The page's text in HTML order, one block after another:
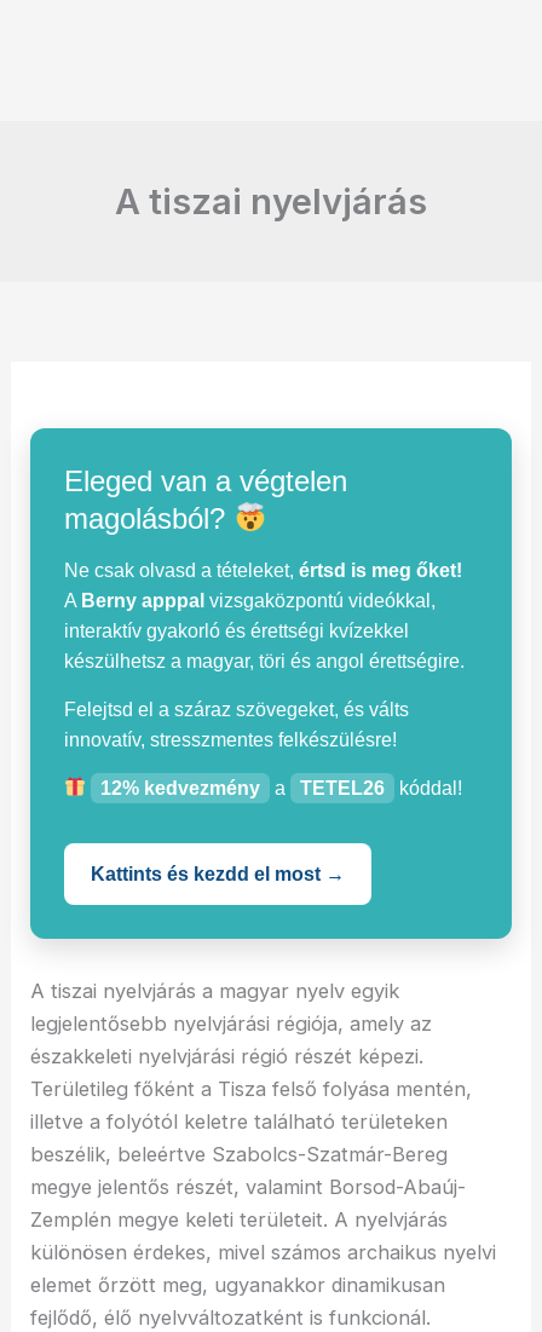
A tiszai nyelvjárás
Eleged van a végtelen
magolásból?
Ne csak olvasd a tételeket,értsd is meg őket!
A Berny apppal vizsgaközpontú videókkal,
interaktív gyakorló és érettségi kvízekkel
készülhetsz a magyar, töri és angol érettségire.
Felejtsd el a száraz szövegeket, és válts
innovatív, stresszmentes felkészülésre!
12% kedvezmény a TETEL26 kóddal!
Kattints és kezdd el most →
A tiszai nyelvjárás a magyar nyelv egyik
legjelentősebb nyelvjárási régiója, amely az
északkeleti nyelvjárási régió részét képezi.
Területileg főként a Tisza felső folyása mentén,
illetve a folyótól keletre található területeken
beszélik, beleértve Szabolcs-Szatmár-Bereg
megye jelentős részét, valamint Borsod-Abaúj-
Zemplén megye keleti területeit. A nyelvjárás
különösen érdekes, mivel számos archaikus nyelvi
elemet őrzött meg, ugyanakkor dinamikusan
fejlődő, élő nyelvváltozatként is funkcionál.